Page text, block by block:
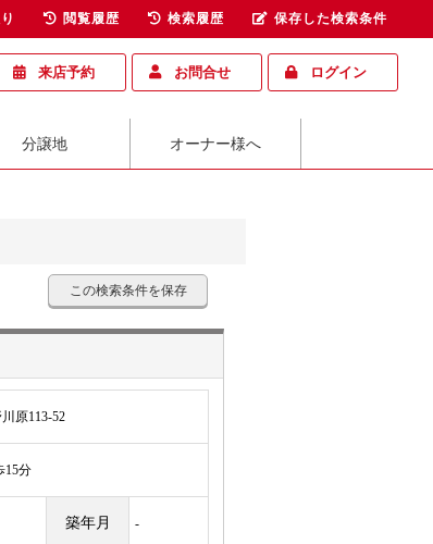
来店予約 お問合せ ログイン
分譲地 オーナー様へ
この検索条件を保存
原113-52
分
築年月 -
閲覧履歴 検索履歴 保存した検索条件